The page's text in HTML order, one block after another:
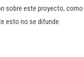
sobre este proyecto,
esto no se difunde.